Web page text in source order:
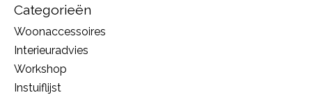
Categorieën
Woonaccessoires
Interieuradvies
Workshop
Instuiflijst